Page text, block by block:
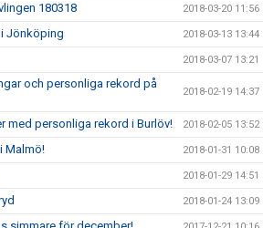
180318 2018-03-20 11:56
Jönköping 2018-03-13 13:44
2018-03-07 13:21
och personliga rekord på
2018-02-19 14:37
med personliga rekord i Burlöv! 2018-02-05 13:52
Malmö! 2018-01-31 10:08
2018-01-29 14:51
2018-01-24 13:09